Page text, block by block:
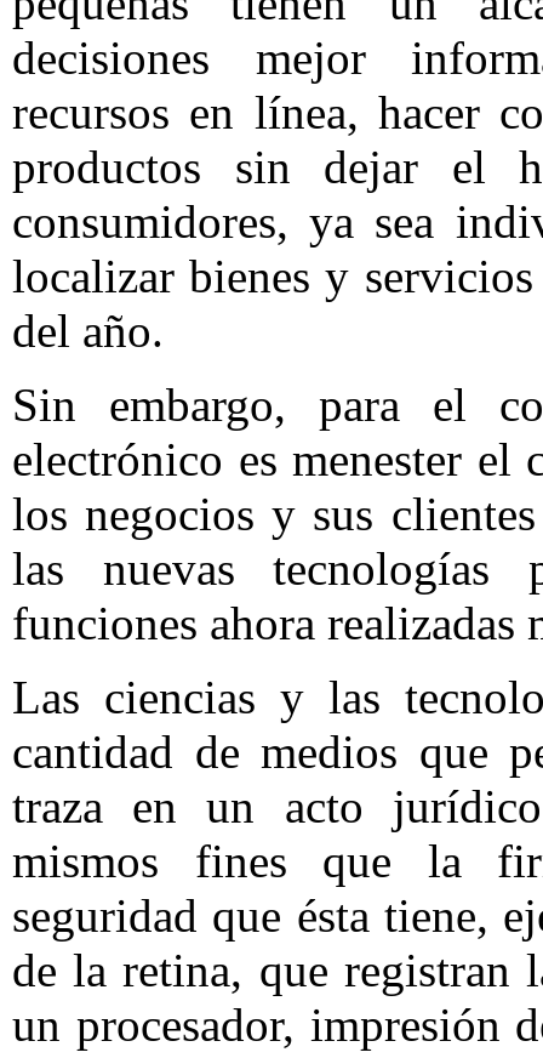
decisiones mejor
recursos en línea, hacer
productos sin dejar el
consumidores, ya sea
localizar bienes y
del año.
Sin embargo, para el
electrónico es menester el
los negocios y sus
las nuevas tecnologías
funciones ahora realizadas
Las ciencias y las
cantidad de medios que
traza en un acto
mismos fines que la
seguridad que ésta tiene,
de la retina, que registran
un procesador, impresión